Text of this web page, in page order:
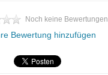
Noch keine Bewertungen
Bewertung hinzufügen